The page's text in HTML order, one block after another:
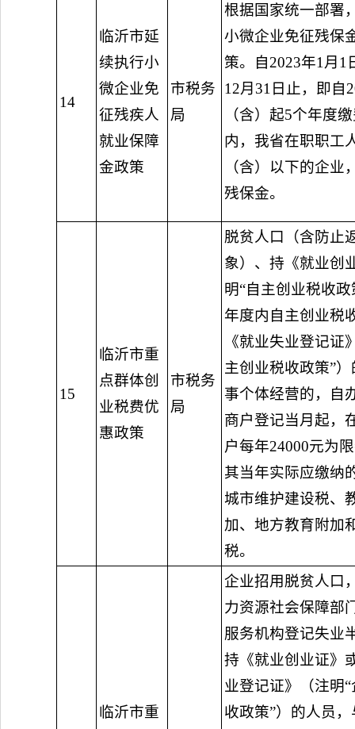
14
临沂市延
续执行小
微企业免
征残疾人
就业保障
金政策
市税务
局
根据国家统一部署
小微企业免征残保
策。自2023年1月1
12月31日止，即自
（含）起5个年度
内，我省在职职工
（含）以下的企业
残保金。
15
临沂市重
点群体创
业税费优
惠政策
市税务
局
脱贫人口（含防止
象）、持《就业创
明“自主创业税收政
年度内自主创业税
《就业失业登记证
主创业税收政策”
事个体经营的，自
商户登记当月起，
户每年24000元为
其当年实际应缴纳
城市维护建设税、
加、地方教育附加
税。
临沂市重
企业招用脱贫人口
力资源社会保障部
服务机构登记失业
持《就业创业证》
业登记证》（注明
收政策”）的人员